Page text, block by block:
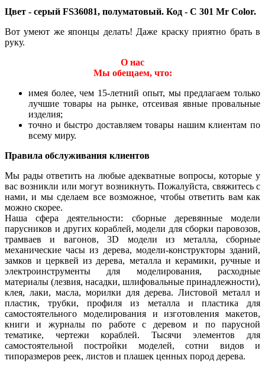
Цвет - серый FS36081, полуматовый. Код - C 301 Mr Color.
Вот умеют же японцы делать! Даже краску приятно брать в
руку.
О нас
Мы обещаем, что:
имея более, чем 15-летний опыт, мы предлагаем только
лучшие товары на рынке, отсеивая явные провальные
изделия;
точно и быстро доставляем товары нашим клиентам по
всему миру.
Правила обслуживания клиентов
Мы рады ответить на любые адекватные вопросы, которые у
вас возникли или могут возникнуть. Пожалуйста, свяжитесь с
нами, и мы сделаем все возможное, чтобы ответить вам как
можно скорее.
Наша сфера деятельности: сборные деревянные модели
парусников и других кораблей, модели для сборки паровозов,
трамваев и вагонов, 3D модели из металла, сборные
механические часы из дерева, модели-конструкторы зданий,
замков и церквей из дерева, металла и керамики, ручные и
электроинструменты для моделирования, расходные
материалы (лезвия, насадки, шлифовальные принадлежности),
клея, лаки, масла, морилки для дерева. Листовой металл и
пластик, трубки, профиля из металла и пластика для
самостоятельного моделирования и изготовления макетов,
книги и журналы по работе с деревом и по парусной
тематике, чертежи кораблей. Тысячи элементов для
самостоятельной постройки моделей, сотни видов и
типоразмеров реек, листов и плашек ценных пород дерева.